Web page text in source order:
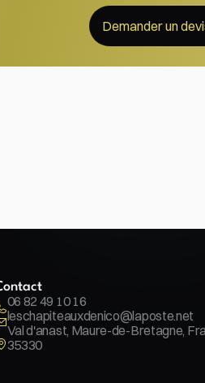
Demander un
06 82 49 10 16
leschapiteauxdenico@laposte.net
Val d'anast, Maure-de-Bretagne,
35330